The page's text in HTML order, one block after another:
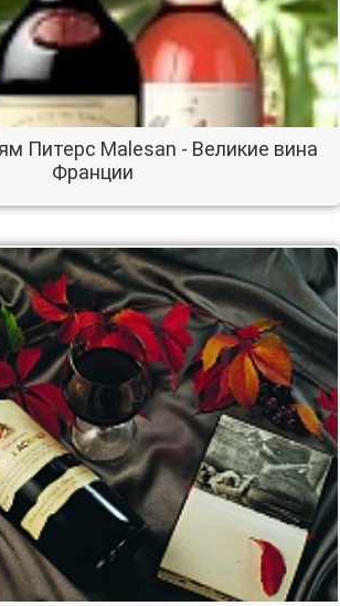
Питерс Malesan - Великие вина
Франции